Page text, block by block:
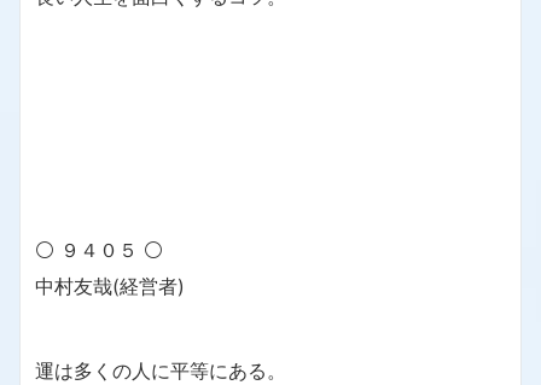
⚪ ９４０５ ⚪
中村友哉(経営者)
運は多くの人に平等にある。